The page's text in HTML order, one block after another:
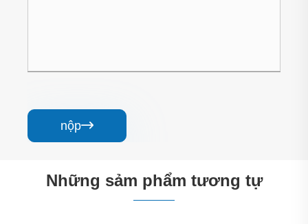
nộp
Những sảm phẩm tương tự